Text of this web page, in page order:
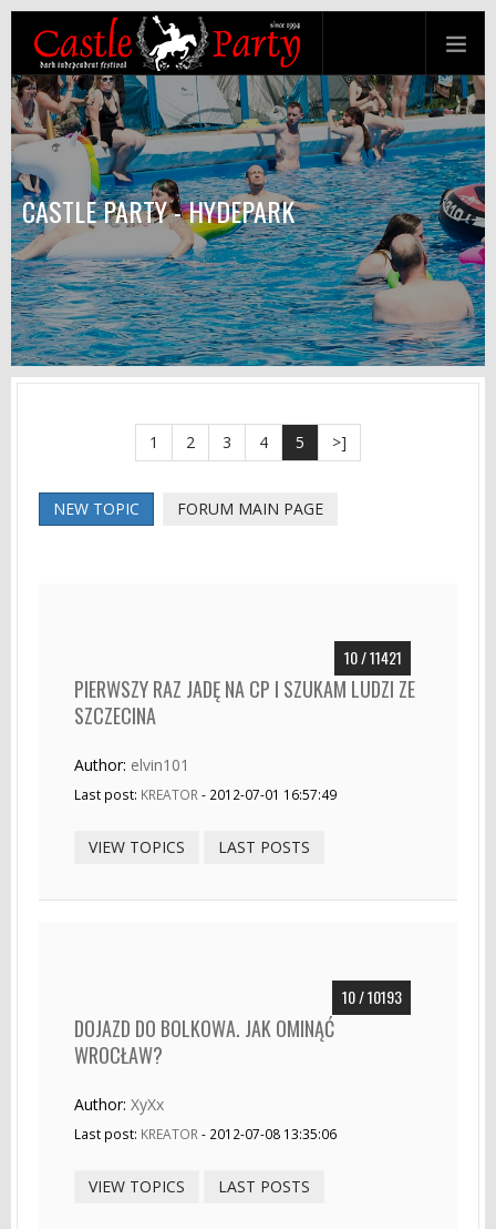
CASTLE PARTY - HYDEPARK
1 2 3 4 5 >]
NEW TOPIC FORUM MAIN PAGE
10 / 11421
PIERWSZY RAZ JADĘ NA CP I SZUKAM LUDZI ZE
SZCZECINA
Author: elvin101
Last post: KREATOR - 2012-07-01 16:57:49
VIEW TOPICS LAST POSTS
10 / 10193
DOJAZD DO BOLKOWA. JAK OMINĄĆ
WROCŁAW?
Author: XyXx
Last post: KREATOR - 2012-07-08 13:35:06
VIEW TOPICS LAST POSTS